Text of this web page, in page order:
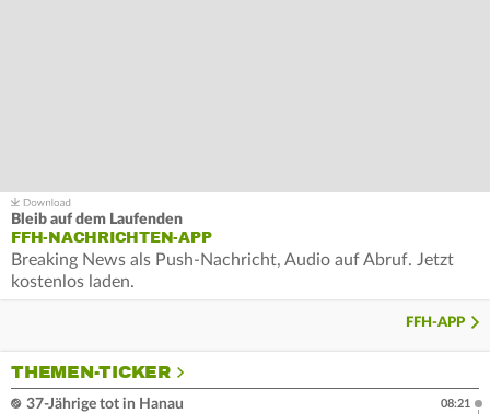
Bleib auf dem Laufenden
FFH-NACHRICHTEN-APP
Breaking News als Push-Nachricht, Audio auf Abruf. Jetzt
kostenlos laden.
FFH-APP
THEMEN-TICKER
37-Jährige tot in Hanau
08:21